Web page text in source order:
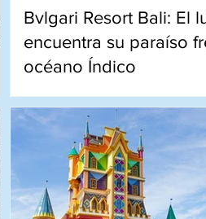
Bvlgari Resort Bali: El
encuentra su paraíso
océano Índico
Acantilados, villas privadas
impecable convierten a
de las experiencias más